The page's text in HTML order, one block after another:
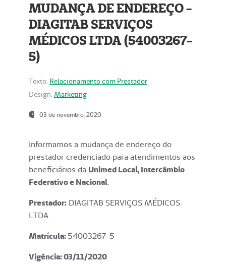
MUDANÇA DE ENDEREÇO -
DIAGITAB SERVIÇOS
MÉDICOS LTDA (54003267-
5)
Texto: Relacionamento com Prestador
Design: Marketing
03 de novembro, 2020
Informamos a mudança de endereço do
prestador credenciado para atendimentos aos
beneficiários da Unimed Local, Intercâmbio
Federativo e Nacional.
Prestador: DIAGITAB SERVIÇOS MÉDICOS
LTDA
Matrícula:54003267-5
Vigência: 03/11/2020